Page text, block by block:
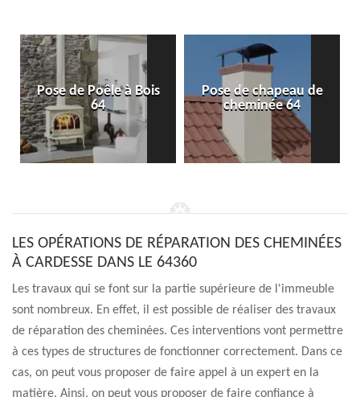
Pose de Poêle à Bois
64
Pose de chapeau de
cheminée 64
LES OPÉRATIONS DE RÉPARATION DES CHEMINÉES
À CARDESSE DANS LE 64360
Les travaux qui se font sur la partie supérieure de l'immeuble
sont nombreux. En effet, il est possible de réaliser des travaux
de réparation des cheminées. Ces interventions vont permettre
à ces types de structures de fonctionner correctement. Dans ce
cas, on peut vous proposer de faire appel à un expert en la
matière. Ainsi, on peut vous proposer de faire confiance à